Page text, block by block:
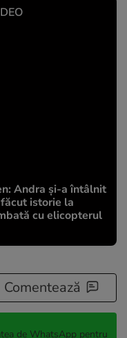
Andra și-a întâlnit
istorie la
cu elicopterul
Comentează
de WhatsApp pentru